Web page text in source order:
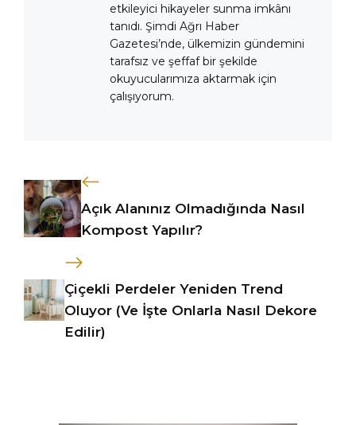
etkileyici hikayeler sunma imkânı
tanıdı. Şimdi Ağrı Haber
Gazetesi’nde, ülkemizin gündemini
tarafsız ve şeffaf bir şekilde
okuyucularımıza aktarmak için
çalışıyorum.
Açık Alanınız Olmadığında Nasıl
Kompost Yapılır?
Çiçekli Perdeler Yeniden Trend
Oluyor (Ve İşte Onlarla Nasıl Dekore
Edilir)